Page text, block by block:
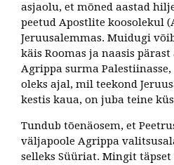
asjaolu, et mõned aastad
peetud Apostlite koosolekul
Jeruusalemmas. Muidugi
käis Roomas ja naasis
Agrippa surma
oleks ajal, mil teekond
kestis kaua, on juba teine
Tundub tõenäosem, et
väljapoole Agrippa
selleks Süüriat. Mingit